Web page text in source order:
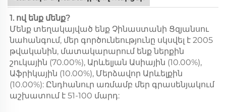
1. ով ենք մենք?
Մենք տեղակայված ենք Չինաստանի Ցզյանսու
նահանգում, մեր գործունեությունը սկսվել է 2005
թվականին, մատակարարում ենք ներքին
շուկային (70.00%), Արևելյան Ասիային (10.00%),
Աֆրիկային (10.00%), Մերձավոր Արևելքին
(10.00%): Ընդհանուր առմամբ մեր գրասենյակում
աշխատում է 51-100 մարդ: